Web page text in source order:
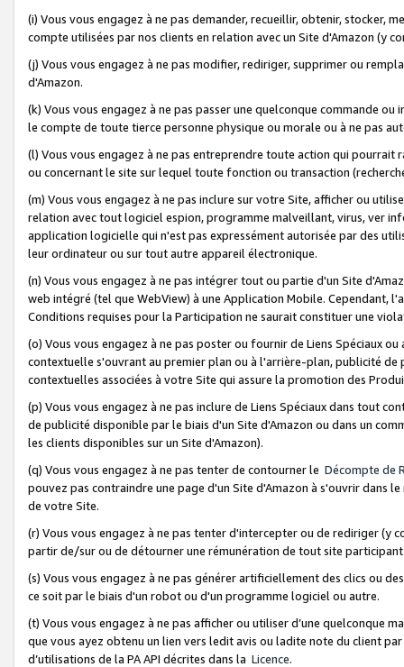
(i) Vous vous engagez à ne pas demander, recueillir, obtenir, stocker,
compte utilisées par nos clients en relation avec un Site d'Amazon (y
(j) Vous vous engagez à ne pas modifier, rediriger, supprimer ou
d'Amazon.
(k) Vous vous engagez à ne pas passer une quelconque commande
le compte de toute tierce personne physique ou morale ou à ne pas
(l) Vous vous engagez à ne pas entreprendre toute action qui
ou concernant le site sur lequel toute fonction ou transaction
(m) Vous vous engagez à ne pas inclure sur votre Site, afficher ou
relation avec tout logiciel espion, programme malveillant, virus, ver
application logicielle qui n'est pas expressément autorisée par des
leur ordinateur ou sur tout autre appareil électronique.
(n) Vous vous engagez à ne pas intégrer tout ou partie d'un Site
web intégré (tel que WebView) à une Application Mobile. Cependant,
Conditions requises pour la Participation ne saurait constituer une
(o) Vous vous engagez à ne pas poster ou fournir de Liens Spéciaux
contextuelle s'ouvrant au premier plan ou à l'arrière-plan, publicité
contextuelles associées à votre Site qui assure la promotion des
(p) Vous vous engagez à ne pas inclure de Liens Spéciaux dans tout
de publicité disponible par le biais d'un Site d'Amazon ou dans un
les clients disponibles sur un Site d'Amazon).
(q) Vous vous engagez à ne pas tenter de contourner le Décompte de
pouvez pas contraindre une page d'un Site d'Amazon à s'ouvrir dans
de votre Site.
(r) Vous vous engagez à ne pas tenter d'intercepter ou de rediriger
partir de/sur ou de détourner une rémunération de tout site
(s) Vous vous engagez à ne pas générer artificiellement des clics ou
ce soit par le biais d'un robot ou d'un programme logiciel ou autre.
(t) Vous vous engagez à ne pas afficher ou utiliser d’une quelconque
que vous ayez obtenu un lien vers ledit avis ou ladite note du client
d’utilisations de la PA API décrites dans la Licence.